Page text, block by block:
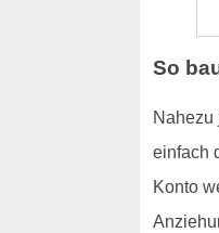
So
Nahezu
einfach
Konto